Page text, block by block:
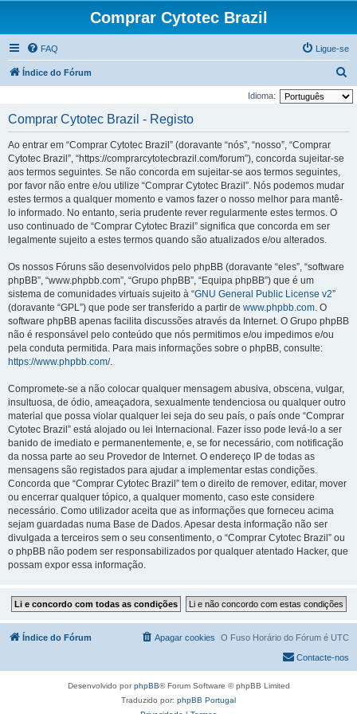
Comprar Cytotec Brazil
FAQ Ligue-se
Índice do Fórum
e
Idioma:
Comprar Cytotec Brazil - Registo
Ao entrar em “Comprar Cytotec Brazil” (doravante “nós”, “nosso”, “Comprar
Cytotec Brazil”, “https://comprarcytotecbrazil.com/forum”), concorda sujeitar-se
aos termos seguintes. Se não concorda em sujeitar-se aos termos seguintes,
por favor não entre e/ou utilize “Comprar Cytotec Brazil”. Nós podemos mudar
estes termos a qualquer momento e vamos fazer o nosso melhor para mantê-
lo informado. No entanto, seria prudente rever regularmente estes termos. O
uso continuado de “Comprar Cytotec Brazil” significa que concorda em ser
legalmente sujeito a estes termos quando são atualizados e/ou alterados.
Os nossos Fóruns são desenvolvidos pelo phpBB (doravante “eles”, “software
phpBB”, “www.phpbb.com”, “Grupo phpBB”, “Equipa phpBB”) que é um
sistema de comunidades virtuais sujeito à “GNU General Public License v2”
(doravante “GPL”) que pode ser transferido a partir de www.phpbb.com. O
software phpBB apenas facilita discussões através da Internet. O Grupo phpBB
não é responsável pelo conteúdo que nós permitimos e/ou impedimos e/ou
pela conduta permitida. Para mais informações sobre o phpBB, consulte:
https://www.phpbb.com/.
Compromete-se a não colocar qualquer mensagem abusiva, obscena, vulgar,
insultuosa, de ódio, ameaçadora, sexualmente tendenciosa ou qualquer outro
material que possa violar qualquer lei seja do seu país, o país onde “Comprar
Cytotec Brazil” está alojado ou lei Internacional. Fazer isso pode levá-lo a ser
banido de imediato e permanentemente, e, se for necessário, com notificação
da nossa parte ao seu Provedor de Internet. O endereço IP de todas as
mensagens são registados para ajudar a implementar estas condições.
Concorda que “Comprar Cytotec Brazil” tem o direito de remover, editar, mover
ou encerrar qualquer tópico, a qualquer momento, caso este considere
necessário. Como utilizador aceita que as informações que forneceu acima
sejam guardadas numa Base de Dados. Apesar desta informação não ser
divulgada a terceiros sem o seu consentimento, o “Comprar Cytotec Brazil” ou
o phpBB não podem ser responsabilizados por qualquer atentado Hacker, que
possam expor essa informação.
Índice do Fórum O Fuso Horário do Fórum é UTC
Apagar cookies
Contacte-nos
Desenvolvido porphpBB® Forum Software © phpBB Limited
Traduzido por: phpBB Portugal